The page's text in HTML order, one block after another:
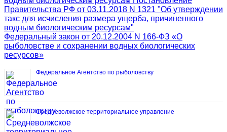
Правительства РФ от 03.11.2018 N 1321 "Об утверждении
такс для исчисления размера ущерба, причиненного
водным биологическим ресурсам"
Федеральный закон от 20.12.2004 N 166-ФЗ «О
рыболовстве и сохранении водных биологических
ресурсов»
Федеральное Агентство по рыболовству
Средневолжское территориальное управление